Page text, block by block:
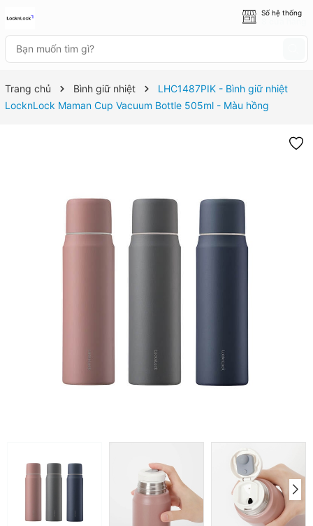
Số hệ thống
Trang chủ Bình giữ nhiệt
LHC1487PIK - Bình giữ nhiệt
LocknLock Maman Cup Vacuum Bottle 505ml - Màu hồng